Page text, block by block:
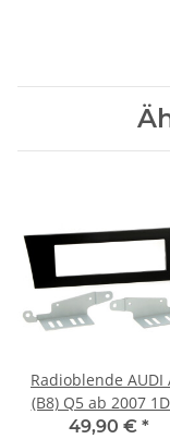
Radioblende AUDI
(B8) Q5 ab 2007
black Installer Kit
49,90 € *